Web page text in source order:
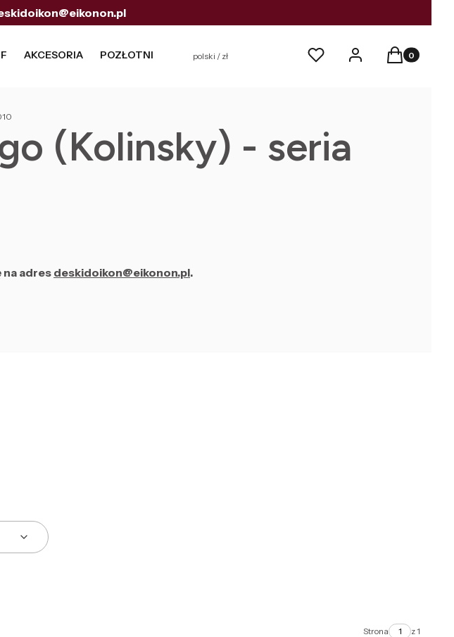
AKCESORIA POZŁOTNICTWO IKONY
polski / zł Ulubione Zaloguj sięProdukty w
Koszyk
(Kolinsky) - seria
na adres deskidoikon@eikonon.pl.
Strona z 1